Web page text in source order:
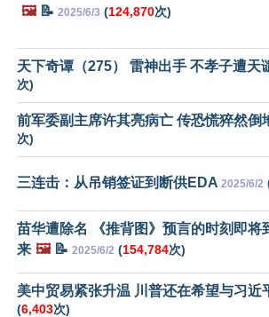
🖼️📝 2025/6/3 (124,870次)
天下奇谭（275） 雷神出手 不孝子遭天
次)
前军委副主席许其亮病亡 传恐慌猝然倒
次)
三连击：从吊销签证到断供EDA 2025/6/2
苗华遭除名 《推背图》预言的时刻即将
来 🖼️📝 2025/6/2 (154,784次)
美中贸易紧张升温 川普还在希望与习近
(6,403次)